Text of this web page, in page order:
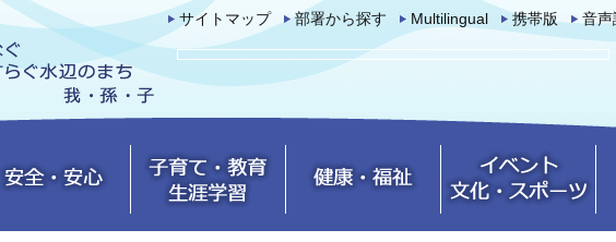
サイトマップ 部署から探す Multilingual 携帯版 音声